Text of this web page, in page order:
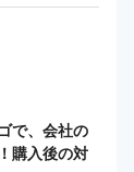
で、会社の
購入後の対